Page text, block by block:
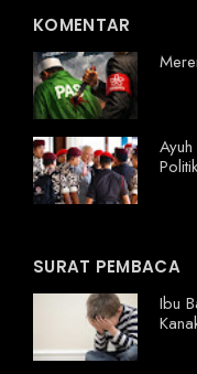
KOMENTAR
SURAT PEMBACA
Ibu